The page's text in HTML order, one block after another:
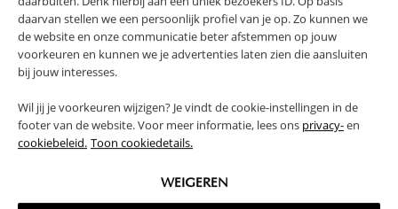
daarvan stellen we een persoonlijk profiel van je op. Zo kunnen we
de website en onze communicatie beter afstemmen op jouw
voorkeuren en kunnen we je advertenties laten zien die aansluiten
bij jouw interesses.
Wil jij je voorkeuren wijzigen? Je vindt de cookie-instellingen in de
footer van de website. Voor meer informatie, lees ons privacy-en
cookiebeleid. Toon cookiedetails.
WEIGEREN
1 JAAR GARANTIE
SOLIDE CONSTRUCTIE
INCLUSIEF STEVIGE LATTENBODEM
WAARSCHUWING